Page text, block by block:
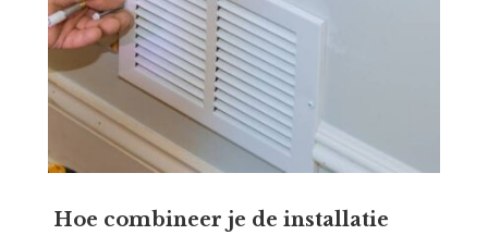
Hoe combineer je de installatie